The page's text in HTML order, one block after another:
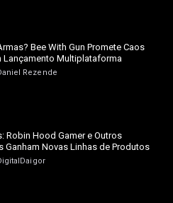
Bee With Gun Promete Caos
Lançamento Multiplataforma
Rezende
Robin Hood Gamer e Outros
Ganham Novas Linhas de Produtos